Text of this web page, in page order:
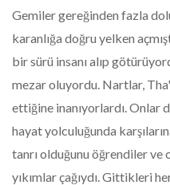
Gemiler gereğinden fazla
karanlığa doğru yelken
bir sürü insanı alıp
mezar oluyordu. Nartlar,
ettiğine inanıyorlardı. Onlar
hayat yolculuğunda
tanrı olduğunu öğrendiler ve
yıkımlar çağıydı. Gittikleri